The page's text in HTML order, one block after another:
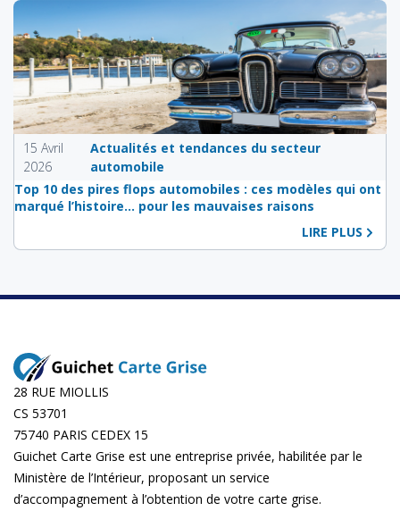
15 Avril
2026
Actualités et tendances du secteur
automobile
Top 10 des pires flops automobiles : ces modèles qui ont
marqué l’histoire… pour les mauvaises raisons
LIRE PLUS
28 RUE MIOLLIS
CS 53701
75740 PARIS CEDEX 15
Guichet Carte Grise est une entreprise privée, habilitée par le
Ministère de l’Intérieur, proposant un service
d’accompagnement à l’obtention de votre carte grise.